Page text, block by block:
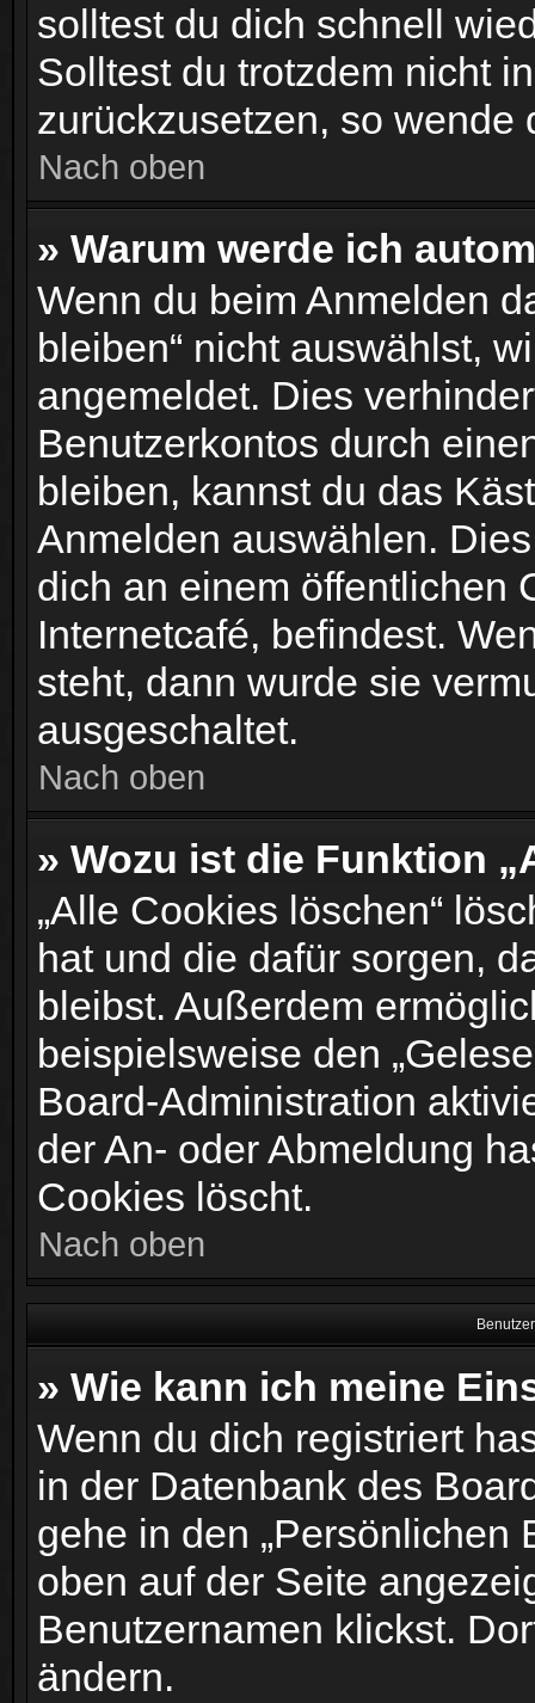
solltest du dich schnell
Solltest du trotzdem nicht
zurückzusetzen, so
Nach oben
» Warum werde ich
Wenn du beim Anmelden
bleiben“ nicht auswählst,
angemeldet. Dies
Benutzerkontos durch
bleiben, kannst du das
Anmelden auswählen.
dich an einem öffentlichen
Internetcafé, befindest.
steht, dann wurde sie
ausgeschaltet.
Nach oben
» Wozu ist die Funktion
„Alle Cookies löschen“
hat und die dafür sorgen,
bleibst. Außerdem
beispielsweise den
Board-Administration
der An- oder Abmeldung
Cookies löscht.
Nach oben
» Wie kann ich meine
Wenn du dich registriert
in der Datenbank des
gehe in den „Persönlichen
oben auf der Seite
Benutzernamen klickst.
ändern.